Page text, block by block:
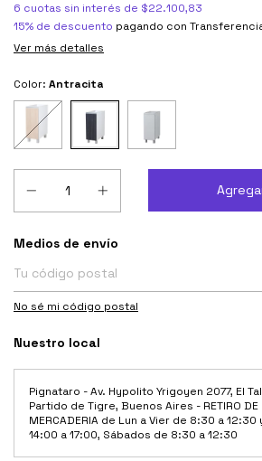
6 cuotas sin interés de $22.100,83
15% de descuento pagando con
Ver más detalles
Color: Antracita
Entregas para el CP:
Medios de envío
No sé mi código postal
Nuestro local
Pignataro - Av. Hypolito Yrigoyen 2077, El
Partido de Tigre, Buenos Aires - RETIRO DE
MERCADERIA de Lun a Vier de 8:30 a 12:30
14:00 a 17:00, Sábados de 8:30 a 12:30